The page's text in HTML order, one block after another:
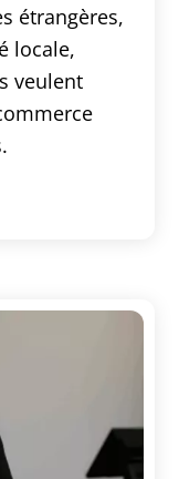
étrangères,
locale,
veulent